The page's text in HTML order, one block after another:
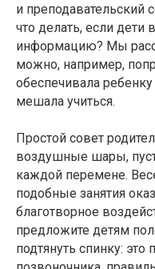
и преподавательский
что делать, если
информацию? Мы
можно, например,
обеспечивала
мешала учиться.
Простой совет
воздушные шары,
каждой перемене.
подобные занятия
благотворное
предложите детям
подтянуть спинку: